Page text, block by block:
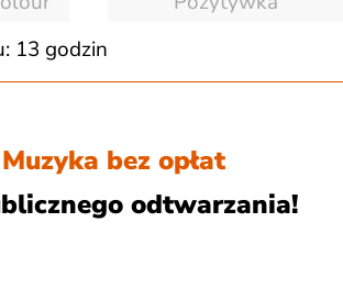
13 godzin
Muzyka bez opłat
odtwarzania!